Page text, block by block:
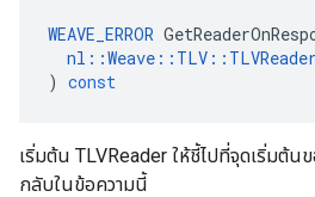
WEAVE_ERROR
nl ::Weave :: TLV :: TLVReader
) const
เริ่มต้น TLVReader ให้ชี้ไปที่จุดเริ่มต้
กลับในข้อความนี้